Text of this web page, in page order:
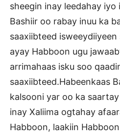
sheegin inay leedahay
Bashiir oo rabay inuu ka
saaxiibteed isweeydiiyeen
ayay Habboon ugu
arrimahaas isku soo
saaxiibteed.Habeenkaas
kalsooni yar oo ka
inay Xaliima ogtahay
Habboon, laakiin